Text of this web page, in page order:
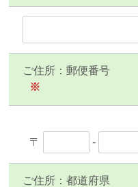
ご住所：郵便番号
※
〒 -
ご住所：都道府県